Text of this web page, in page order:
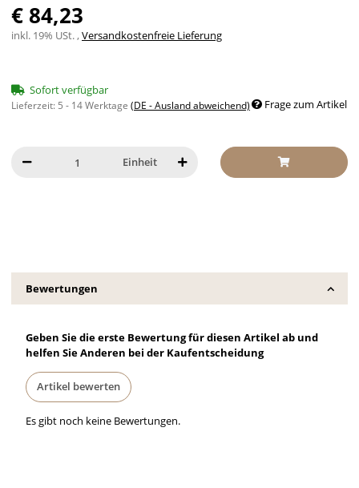
€ 84,23
inkl. 19% USt. ,Versandkostenfreie Lieferung
Sofort verfügbar
Lieferzeit: 5 - 14 Werktage (DE - Ausland abweichend) Frage zum Artikel
Einheit
Bewertungen
Geben Sie die erste Bewertung für diesen Artikel ab und
helfen Sie Anderen bei der Kaufentscheidung
Artikel bewerten
Es gibt noch keine Bewertungen.